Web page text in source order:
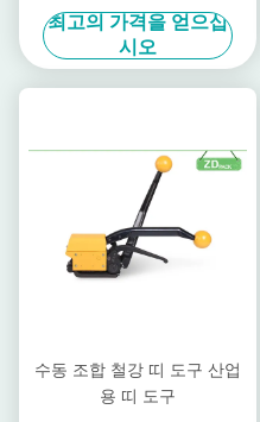
링 도구
최고의 가격을 얻으십
시오
수동 조합 철강 띠 도구 산업
용 띠 도구